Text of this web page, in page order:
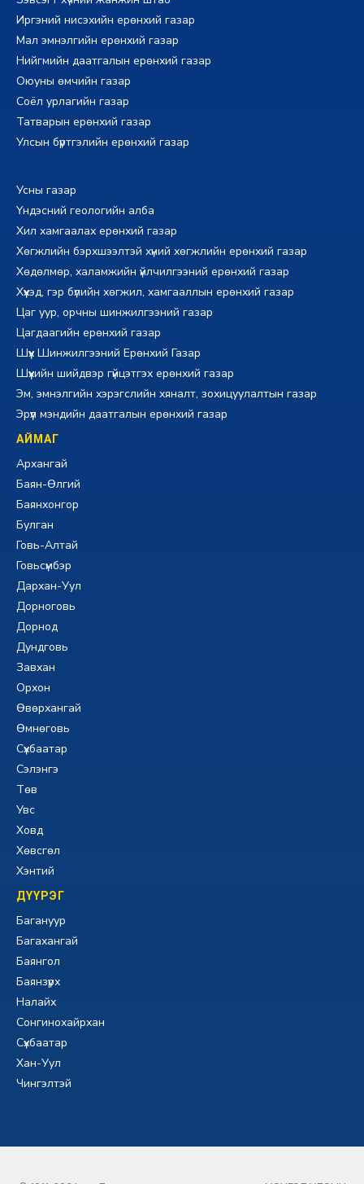
Иргэний нисэхийн ерөнхий газар
Мал эмнэлгийн ерөнхий газар
Нийгмийн даатгалын ерөнхий газар
Оюуны өмчийн газар
Соёл урлагийн газар
Татварын ерөнхий газар
Улсын бүртгэлийн ерөнхий газар
Усны газар
Үндэсний геологийн алба
Хил хамгаалах ерөнхий газар
Хөгжлийн бэрхшээлтэй хүний хөгжлийн ерөнхий газар
Хөдөлмөр, халамжийн үйлчилгээний ерөнхий газар
Хүүхэд, гэр бүлийн хөгжил, хамгааллын ерөнхий газар
Цаг уур, орчны шинжилгээний газар
Цагдаагийн ерөнхий газар
Шүүх Шинжилгээний Ерөнхий Газар
Шүүхийн шийдвэр гүйцэтгэх ерөнхий газар
Эм, эмнэлгийн хэрэгслийн хяналт, зохицуулалтын газар
Эрүүл мэндийн даатгалын ерөнхий газар
АЙМАГ
Архангай
Баян-Өлгий
Баянхонгор
Булган
Говь-Алтай
Говьсүмбэр
Дархан-Уул
Дорноговь
Дорнод
Дундговь
Завхан
Орхон
Өвөрхангай
Өмнөговь
Сүхбаатар
Сэлэнгэ
Төв
Увс
Ховд
Хөвсгөл
Хэнтий
ДҮҮРЭГ
Багануур
Багахангай
Баянгол
Баянзүрх
Налайх
Сонгинохайрхан
Сүхбаатар
Хан-Уул
Чингэлтэй